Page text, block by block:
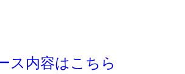
ス内容はこちら